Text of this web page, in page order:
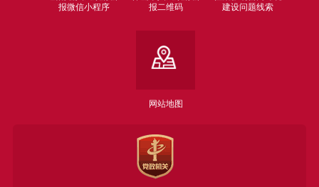
报微信小程序
报二维码
建设问题线索
网站地图